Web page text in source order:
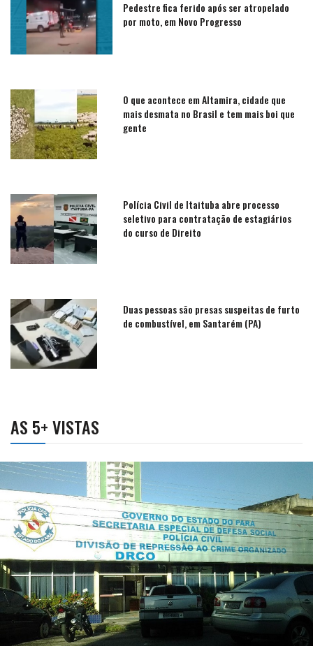
Pedestre fica ferido após ser atropelado
por moto, em Novo Progresso
O que acontece em Altamira, cidade que
mais desmata no Brasil e tem mais boi que
gente
Polícia Civil de Itaituba abre processo
seletivo para contratação de estagiários
do curso de Direito
Duas pessoas são presas suspeitas de furto
de combustível, em Santarém (PA)
AS 5+ VISTAS